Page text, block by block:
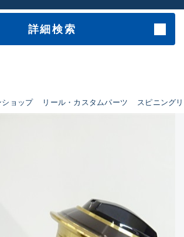
詳細検索
ョップ リール・カスタムパーツ スピニング
グロフレスポ鈴鹿店
シグロカインズモール彦根店
シグロ静岡中吉田店
B
使用感や傷のある一般的な中
古品